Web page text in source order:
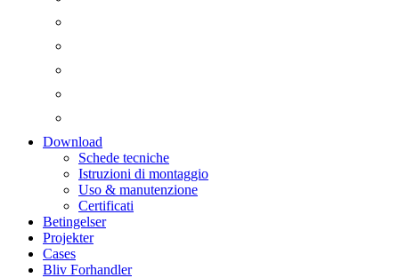
Download
Schede tecniche
Istruzioni di montaggio
Uso & manutenzione
Certificati
Betingelser
Projekter
Cases
Bliv Forhandler